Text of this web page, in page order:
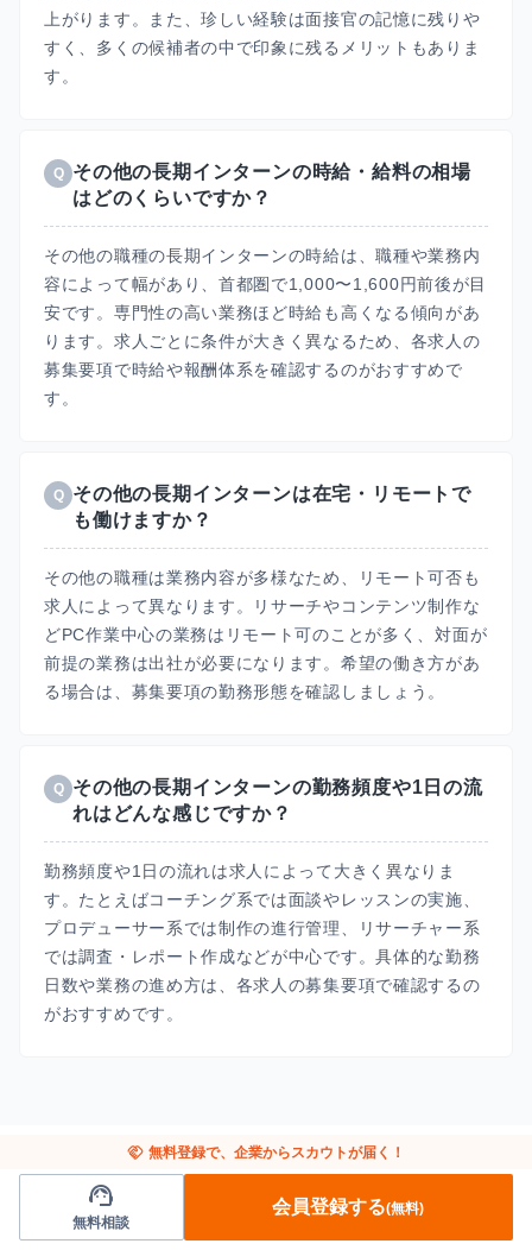
上がります。また、珍しい経験は面接官の記憶に残りや
すく、多くの候補者の中で印象に残るメリットもありま
す。
Q
その他の長期インターンの時給・給料の相場
はどのくらいですか？
その他の職種の長期インターンの時給は、職種や業務内
容によって幅があり、首都圏で1,000〜1,600円前後が目
安です。専門性の高い業務ほど時給も高くなる傾向があ
ります。求人ごとに条件が大きく異なるため、各求人の
募集要項で時給や報酬体系を確認するのがおすすめで
す。
Q
その他の長期インターンは在宅・リモートで
も働けますか？
その他の職種は業務内容が多様なため、リモート可否も
求人によって異なります。リサーチやコンテンツ制作な
どPC作業中心の業務はリモート可のことが多く、対面が
前提の業務は出社が必要になります。希望の働き方があ
る場合は、募集要項の勤務形態を確認しましょう。
Q
その他の長期インターンの勤務頻度や1日の流
れはどんな感じですか？
勤務頻度や1日の流れは求人によって大きく異なりま
す。たとえばコーチング系では面談やレッスンの実施、
プロデューサー系では制作の進行管理、リサーチャー系
では調査・レポート作成などが中心です。具体的な勤務
日数や業務の進め方は、各求人の募集要項で確認するの
がおすすめです。
handshake 無料登録で、企業からスカウトが届く！
support_agent
無料相談
会員登録する(無料)